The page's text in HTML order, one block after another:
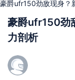
豪爵ufr150劲敌现身？
豪爵ufr150劲
力剖析